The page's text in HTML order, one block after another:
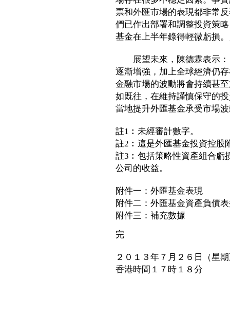
票和外匯市場的表現都非常
們已作出部署和調整投資策
基金在上半年錄得輕微虧損
展望未來，陳德霖表示：
逐漸增強，加上全球經濟仍
金融市場的波動將會持續甚
如既往，在維持謹慎保守的
當地提升外匯基金承受市場
註1︰未經審計數字。
註2︰這是外匯基金投資控股
註3︰包括策略性資產組合虧
公司的收益。
附件一：外匯基金表現
附件二：外匯基金資產負債
附件三：補充數據
完
２０１３年７月２６日（星
香港時間１７時１８分